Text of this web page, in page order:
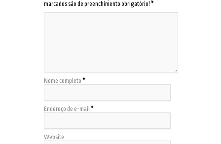
marcados são de preenchimento obrigatório! *
Nome completo *
Endereço de e-mail *
Website